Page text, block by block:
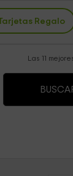
Regalo
Las 11